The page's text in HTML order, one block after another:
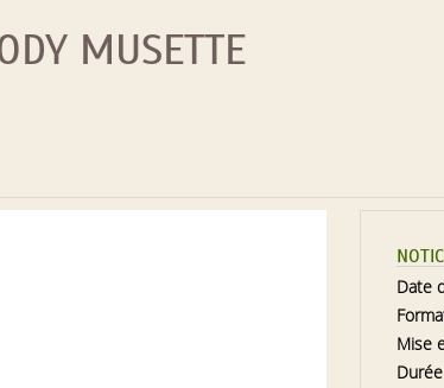
MUSETTE
Date
Mise